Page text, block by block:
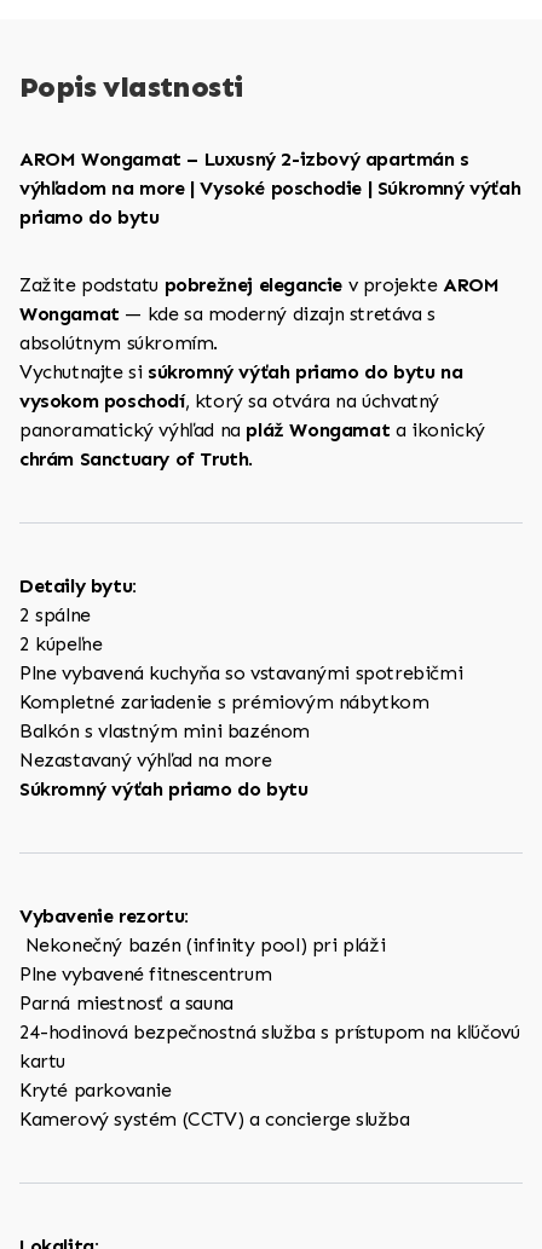
Popis vlastnosti
AROM Wongamat – Luxusný 2-izbový apartmán s
výhľadom na more | Vysoké poschodie | Súkromný výťah
priamo do bytu
Zažite podstatu pobrežnej elegancie v projekteAROM
Wongamat — kde sa moderný dizajn stretáva s
absolútnym súkromím.
Vychutnajte si súkromný výťah priamo do bytu na
vysokom poschodí, ktorý sa otvára na úchvatný
panoramatický výhľad na pláž Wongamat a ikonický
chrám Sanctuary of Truth.
Detaily bytu:
2 spálne
2 kúpeľne
Plne vybavená kuchyňa so vstavanými spotrebičmi
Kompletné zariadenie s prémiovým nábytkom
Balkón s vlastným mini bazénom
Nezastavaný výhľad na more
Súkromný výťah priamo do bytu
Vybavenie rezortu:
Nekonečný bazén (infinity pool) pri pláži
Plne vybavené fitnescentrum
Parná miestnosť a sauna
24-hodinová bezpečnostná služba s prístupom na kľúčovú
kartu
Kryté parkovanie
Kamerový systém (CCTV) a concierge služba